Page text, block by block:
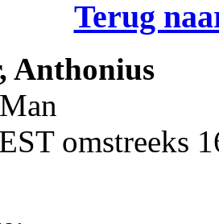
Terug
Anthonius
omstreeks